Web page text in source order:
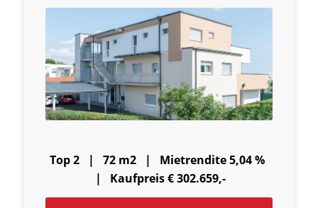
Top 2 | 72 m2 | Mietrendite 5,04 %
| Kaufpreis € 302.659,-